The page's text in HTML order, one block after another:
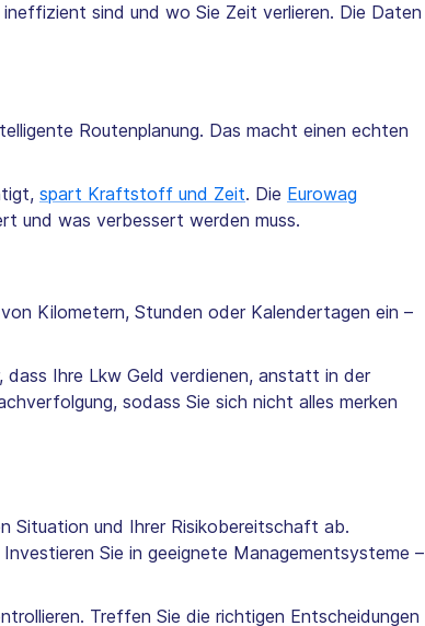
sind und wo Sie Zeit verlieren. Die Daten
Routenplanung. Das macht einen echten
spart Kraftstoff und Zeit. Die Eurowag
und was verbessert werden muss.
Kilometern, Stunden oder Kalendertagen ein –
Ihre Lkw Geld verdienen, anstatt in der
sodass Sie sich nicht alles merken
Situation und Ihrer Risikobereitschaft ab.
Sie in geeignete Managementsysteme –
Treffen Sie die richtigen Entscheidungen